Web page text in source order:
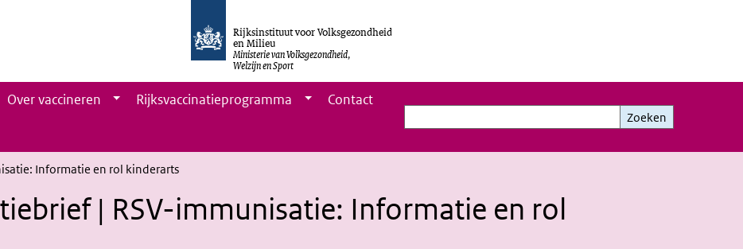
Rijksinstituut voor Volksgezondheid
en Milieu
Ministerie van Volksgezondheid,
Welzijn en Sport
Over vaccineren Rijksvaccinatieprogramma
Contact
Zoeken
Zoeken
Informatie en rol kinderarts
| RSV-immunisatie: Informatie en rol